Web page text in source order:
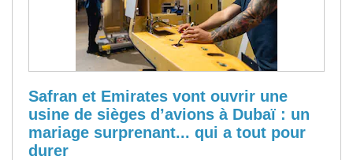
Safran et Emirates vont ouvrir une
usine de sièges d’avions à Dubaï : un
mariage surprenant... qui a tout pour
durer